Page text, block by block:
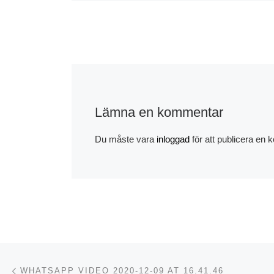
Lämna en kommentar
Du måste vara inloggadför att publicera en
Inläggsnavigering
WHATSAPP VIDEO 2020-12-09 AT 16.41.46